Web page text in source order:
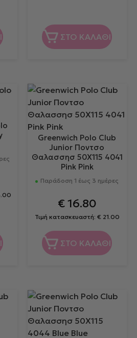
ΣΤΟ ΚΑΛΑΘΙ
Greenwich Polo Club
Junior Ποντσο
Θαλασσησ 50Χ115 4041
Pink Pink
Παράδοση 1 έως 3 ημέρες
€16.80
Τιμή κατασκευαστή: € 21.00
ΣΤΟ ΚΑΛΑΘΙ